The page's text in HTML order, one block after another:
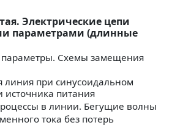
Электрические цепи
параметрами (длинные
Схемы замещения
линия при синусоидальном
источника питания
в линии. Бегущие волны
тока без потерь